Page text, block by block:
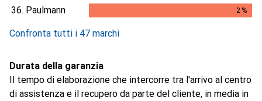
2%
36. Paulmann 2 %
Confronta tutti i 47 marchi
Durata della garanzia
Il tempo di elaborazione che intercorre tra l'arrivo al centro
di assistenza e il recupero da parte del cliente, in media in